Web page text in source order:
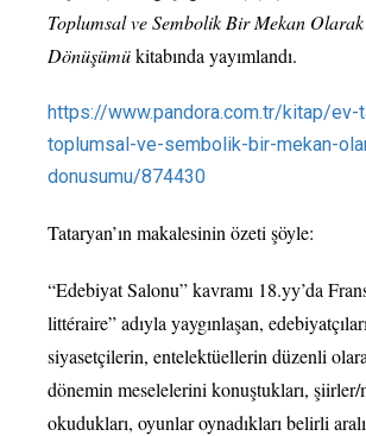
Toplumsal ve Sembolik Bir Mekan Olarak
Dönüşümükitabında yayımlandı.
https://www.pandora.com.tr/kitap/ev-
toplumsal-ve-sembolik-bir-mekan-
donusumu/874430
Tataryan’ın makalesinin özeti şöyle:
“Edebiyat Salonu” kavramı 18.yy’da
littéraire” adıyla yaygınlaşan,
siyasetçilerin, entelektüellerin düzenli
dönemin meselelerini konuştukları,
okudukları, oyunlar oynadıkları belirli